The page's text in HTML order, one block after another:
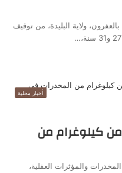
ولاية البليدة، من توقيف
أخبار محلية
كيلوغرام من
والمؤثرات العقلية،